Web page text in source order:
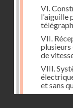
VI.
l'aiguille
VII.
de
VIII.
et sans